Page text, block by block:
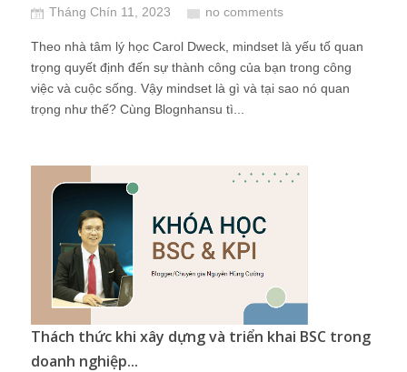
Tháng Chín 11, 2023 no comments
Theo nhà tâm lý học Carol Dweck, mindset là yếu tố quan
trọng quyết định đến sự thành công của bạn trong công
việc và cuộc sống. Vậy mindset là gì và tại sao nó quan
trọng như thế? Cùng Blognhansu tì...
Thách thức khi xây dựng và triển khai BSC trong
doanh nghiệp...